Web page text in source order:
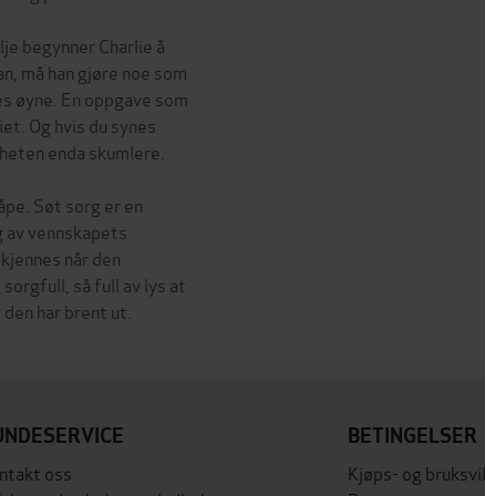
begynner Charlie å
må han gjøre noe som
øyne. En oppgave som
Og hvis du synes
enda skumlere.
Søt sorg er en
vennskapets
når den
så full av lys at
oss
BETINGELSER
Kjøps- og